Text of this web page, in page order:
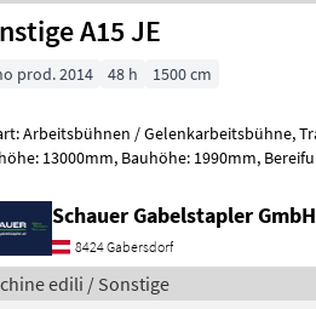
A15 JE
prod. 2014 48 h 1500 cm
Arbeitsbühnen / Gelenkarbeitsbühne, Tragkraft: 230kg,
Bauhöhe: 1990mm, Bereifung vorne: Bandagen
Schauer Gabelstapler GmbH
8424 Gabersdorf
edili / Sonstige